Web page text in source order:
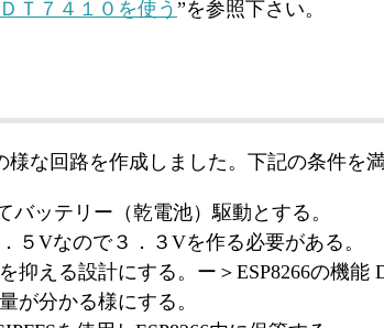
Ｔ７４１０を使う ”を参照下さい。
様な回路を作成しました。下記の条件を
バッテリー（乾電池）駆動とする。
５Vなので３．３Vを作る必要がある。
抑える設計にする。ー＞ESP8266の機能
が分かる様にする。